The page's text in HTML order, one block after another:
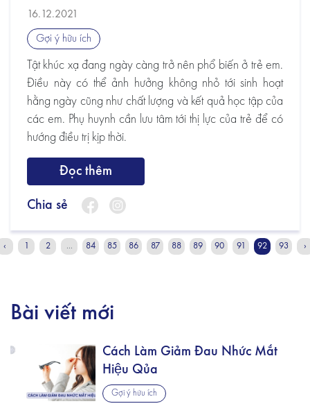
16.12.2021
Gợi ý hữu ích
Tật khúc xạ đang ngày càng trở nên phổ biến ở trẻ em.
Điều này có thể ảnh hưởng không nhỏ tới sinh hoạt
hằng ngày cũng như chất lượng và kết quả học tập của
các em. Phụ huynh cần lưu tâm tới thị lực của trẻ để có
hướng điều trị kịp thời.
Đọc thêm
Chia sẻ
‹ 2 ... 84 85 86 87 88 89 90 91 92 93 ›
Bài viết mới
Cách Làm Giảm Đau Nhức Mắt
Hiệu Qủa
Gợi ý hữu ích